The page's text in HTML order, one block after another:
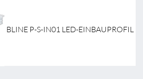
BLINE P-S-IN01 LED-EINBAUPROFIL